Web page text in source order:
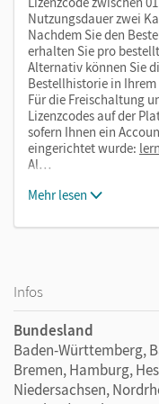
Nutzung der E-
Sie möchten die E-
Ihrem Learning
Problem! Via LTI-
ganz einfach in Ihr
unseren
untercornelsen.de/
Wir freuen uns auf
Nutzungsdauer zwei
Nachdem Sie den
erhalten Sie pro
Alternativ können Sie
Bestellhistorie in
Für die Freischaltung
Lizenzcodes auf der
sofern Ihnen ein
eingerichtet wurde:
Al…
Mehr lesen
Infos
Bundesland
Baden-Württemberg,
Bremen, Hamburg,
Niedersachsen,